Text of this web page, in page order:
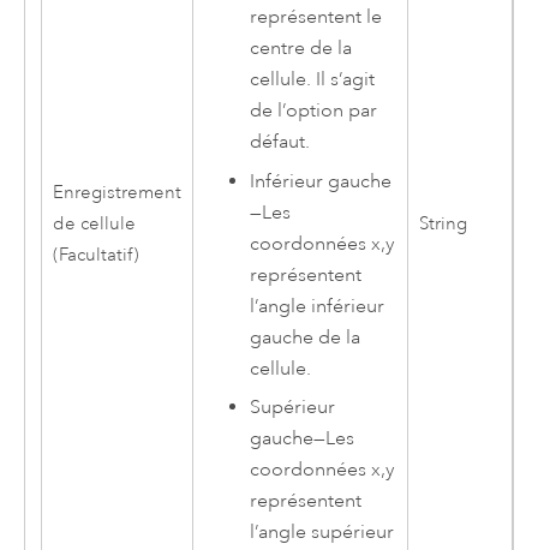
Enregistrement
de cellule
(Facultatif)
représentent le
centre de la
cellule. Il s’agit
de l’option par
défaut.
Inférieur gauche
—Les
coordonnées x,y
représentent
l’angle inférieur
gauche de la
cellule.
Supérieur
gauche—Les
coordonnées x,y
représentent
l’angle supérieur
String